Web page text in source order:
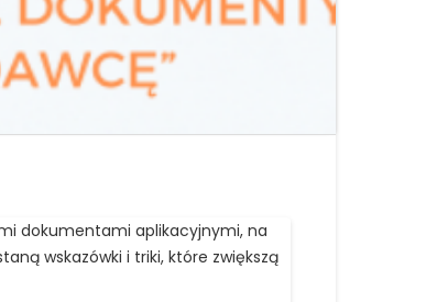
dokumentami aplikacyjnymi, na
wskazówki i triki, które zwiększą